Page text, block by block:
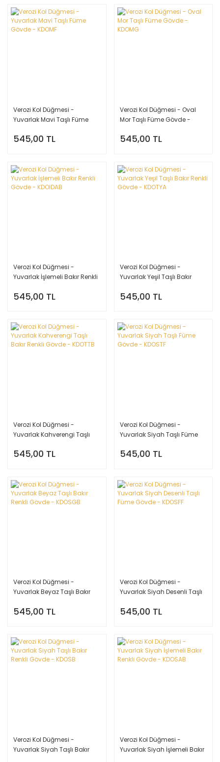
Verozi Kol Düğmesi -
Yuvarlak Mavi Taşlı Füme
545,00 TL
Verozi Kol Düğmesi - Oval
Mor Taşlı Füme Gövde -
545,00 TL
Verozi Kol Düğmesi -
Yuvarlak İşlemeli Bakır Renkli
545,00 TL
Verozi Kol Düğmesi -
Yuvarlak Yeşil Taşlı Bakır
545,00 TL
Verozi Kol Düğmesi -
Yuvarlak Kahverengi Taşlı
545,00 TL
Verozi Kol Düğmesi -
Yuvarlak Siyah Taşlı Füme
545,00 TL
Verozi Kol Düğmesi -
Yuvarlak Beyaz Taşlı Bakır
545,00 TL
Verozi Kol Düğmesi -
Yuvarlak Siyah Desenli Taşlı
545,00 TL
Verozi Kol Düğmesi -
Yuvarlak Siyah Taşlı Bakır
Verozi Kol Düğmesi -
Yuvarlak Siyah İşlemeli Bakır